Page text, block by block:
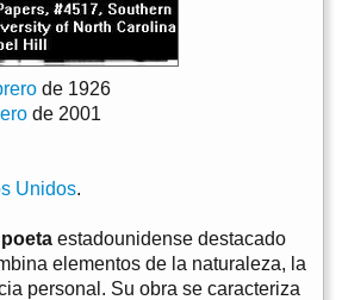
de 1926
de 2001
Unidos.
poeta estadounidense destacado
elementos de la naturaleza, la
personal. Su obra se caracteriza